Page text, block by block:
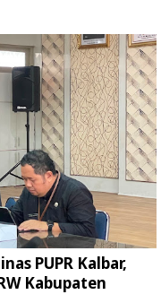
PUPR Kalbar,
Kabupaten